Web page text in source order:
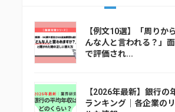
【例文10選】「周りか
んな人と言われる？」
で評価され...
【2026年最新】銀行の
ランキング｜各企業の